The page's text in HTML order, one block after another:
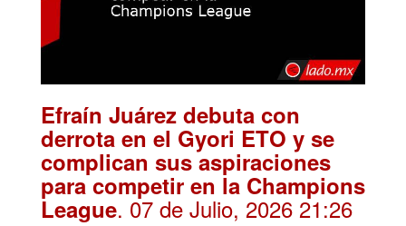
Efraín Juárez debuta con
derrota en el Gyori ETO y se
complican sus aspiraciones
para competir en la Champions
League. 07 de Julio, 2026 21:26